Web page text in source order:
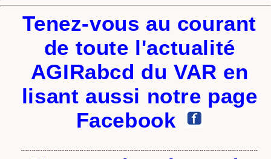
Tenez-vous au courant
de toute l'actualité
AGIRabcd du VAR en
lisant aussi notre page
Facebook
-------------------------------------------------------------------------------------------------------------